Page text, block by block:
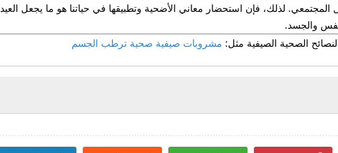
المجتمعي. لذلك، فإن استحضار معاني الأضحية وتطبيقها في حياتنا هو ما يجعل العيد
والجسد.
الصحية الصيفية مثل: مشروبات صيفية صحية ترطب الجسم